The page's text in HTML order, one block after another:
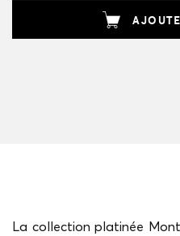
La collection platinée